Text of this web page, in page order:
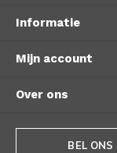
Informatie
Mijn account
Over ons
BEL ONS